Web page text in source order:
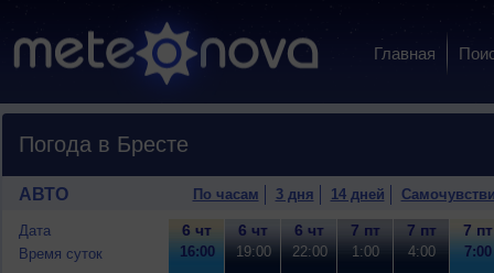
Главная
Погода в Бресте
АВТО По часам 3 дня 14 дней
Дата
Время суток
6 чт
16:00
6 чт
19:00
6 чт
22:00
7 пт
1:00
7 пт
4:00
7 пт
7:00